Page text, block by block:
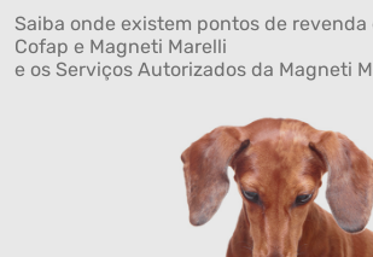
Saiba onde existem pontos de revenda
Cofap e Magneti Marelli
e os Serviços Autorizados da Magneti